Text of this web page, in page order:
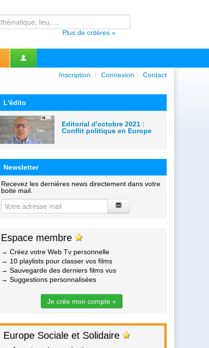
Plus de critères »
Inscription | Connexion | Contact
L'édito
Editorial d'octobre 2021 :
Conflit politique en Europe
Newsletter
Recevez les dernières news directement dans votre
boite mail.
Espace membre
→ Créez votre Web Tv personnelle
→ 10 playlists pour classer vos films
→ Sauvegarde des derniers films vus
→ Suggestions personnalisées
Je crée mon compte »
Europe Sociale et Solidaire